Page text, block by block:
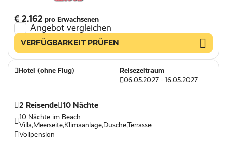
€ 2.162 pro Erwachsenen
Angebot vergleichen
VERFÜGBARKEIT PRÜFEN
Hotel (ohne Flug)
Reisezeitraum
06.05.2027 - 16.05.2027
2 Reisende 10 Nächte
10 Nächte im Beach
Villa,Meerseite,Klimaanlage,Dusche,Terrasse
Vollpension